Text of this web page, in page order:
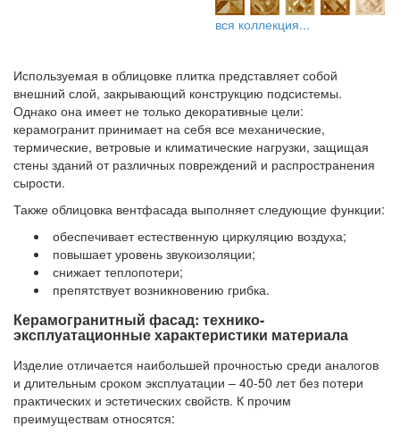
вся коллекция...
Используемая в облицовке плитка представляет собой
внешний слой, закрывающий конструкцию подсистемы.
Однако она имеет не только декоративные цели:
керамогранит принимает на себя все механические,
термические, ветровые и климатические нагрузки, защищая
стены зданий от различных повреждений и распространения
сырости.
Также облицовка вентфасада выполняет следующие функции:
обеспечивает естественную циркуляцию воздуха;
повышает уровень звукоизоляции;
снижает теплопотери;
препятствует возникновению грибка.
Керамогранитный фасад: технико-
эксплуатационные характеристики материала
Изделие отличается наибольшей прочностью среди аналогов
и длительным сроком эксплуатации – 40-50 лет без потери
практических и эстетических свойств. К прочим
преимуществам относятся: